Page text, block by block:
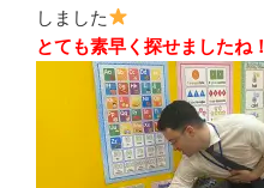
しました
とても素早く探せましたね！